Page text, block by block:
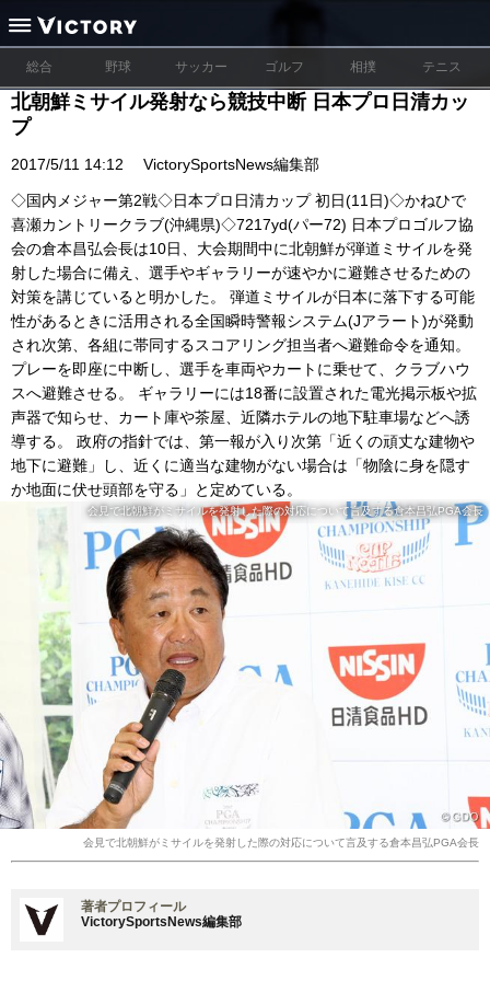
総合 野球 サッカー ゴルフ 相撲 テニス
北朝鮮ミサイル発射なら競技中断 日本プロ日清カッ
プ
2017/5/11 14:12 VictorySportsNews編集部
◇国内メジャー第2戦◇日本プロ日清カップ 初日(11日)◇かねひで
喜瀬カントリークラブ(沖縄県)◇7217yd(パー72) 日本プロゴルフ協
会の倉本昌弘会長は10日、大会期間中に北朝鮮が弾道ミサイルを発
射した場合に備え、選手やギャラリーが速やかに避難させるための
対策を講じていると明かした。 弾道ミサイルが日本に落下する可能
性があるときに活用される全国瞬時警報システム(Jアラート)が発動
され次第、各組に帯同するスコアリング担当者へ避難命令を通知。
プレーを即座に中断し、選手を車両やカートに乗せて、クラブハウ
スへ避難させる。 ギャラリーには18番に設置された電光掲示板や拡
声器で知らせ、カート庫や茶屋、近隣ホテルの地下駐車場などへ誘
導する。 政府の指針では、第一報が入り次第「近くの頑丈な建物や
地下に避難」し、近くに適当な建物がない場合は「物陰に身を隠す
か地面に伏せ頭部を守る」と定めている。
会見で北朝鮮がミサイルを発射した際の対応について言及する倉本昌弘PGA会長
会見で北朝鮮がミサイルを発射した際の対応について言及する倉本昌弘PGA会長
著者プロフィール
VictorySportsNews編集部